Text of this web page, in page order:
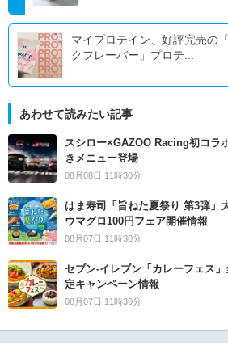
マイプロテイン、好評完売の
クフレーバー」プロテ...
あわせて読みたい記事
スシロー×GAZOO Racing初コラ
きメニュー登場
08月08日 11時30分
はま寿司「旨ねた夏祭り 第3弾」
ウマグロ100円フェア開催情報
08月07日 11時30分
セブン‐イレブン「カレーフェス
定キャンペーン情報
08月07日 11時30分